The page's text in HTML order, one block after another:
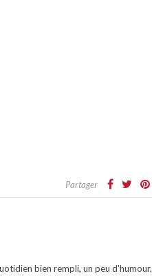
Partager
bien rempli, un peu d'humour,